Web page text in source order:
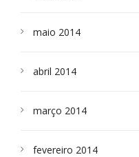
maio 2014
abril 2014
março 2014
fevereiro 2014